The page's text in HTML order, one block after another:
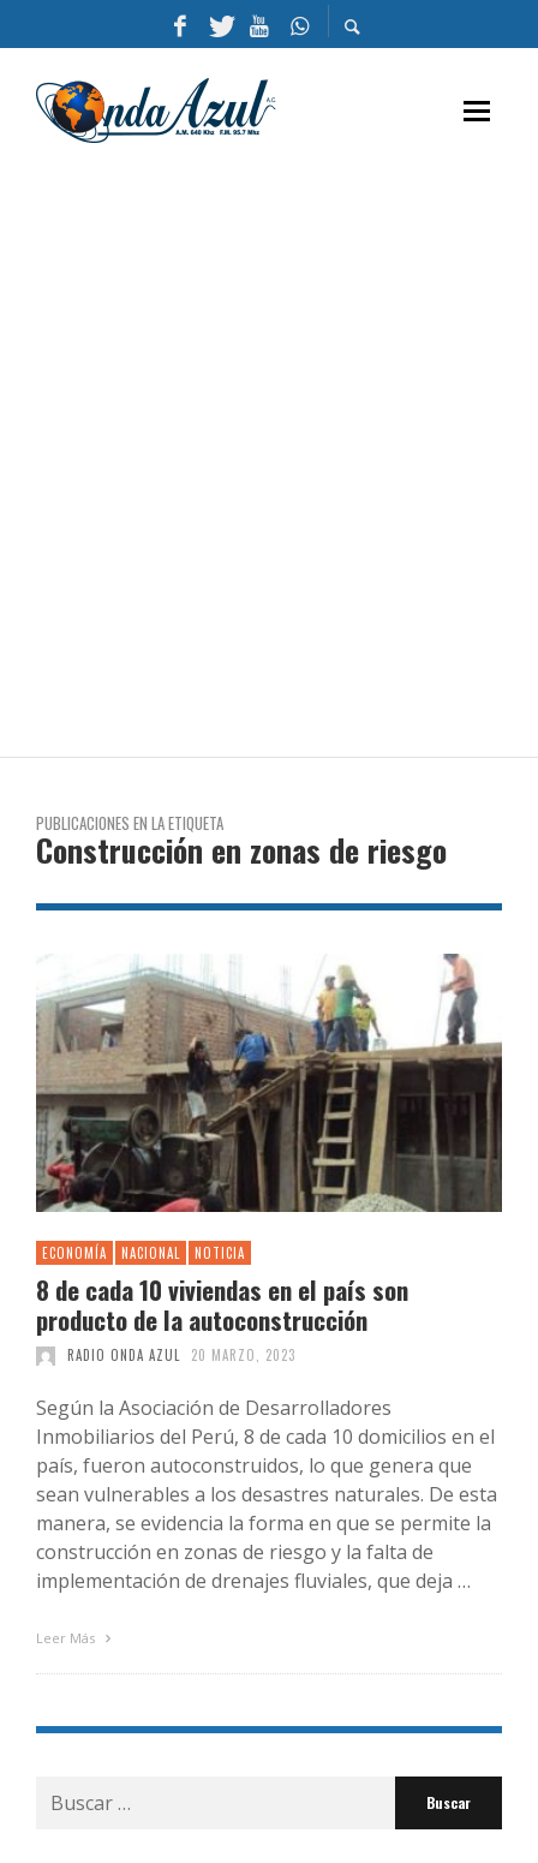
PUBLICACIONES EN LA ETIQUETA
Construcción en zonas de riesgo
ECONOMÍA NACIONAL NOTICIA
8 de cada 10 viviendas en el país son
producto de la autoconstrucción
RADIO ONDA AZUL 20 MARZO, 2023
Según la Asociación de Desarrolladores
Inmobiliarios del Perú, 8 de cada 10 domicilios en el
país, fueron autoconstruidos, lo que genera que
sean vulnerables a los desastres naturales. De esta
manera, se evidencia la forma en que se permite la
construcción en zonas de riesgo y la falta de
implementación de drenajes fluviales, que deja …
Leer Más
Buscar
por: